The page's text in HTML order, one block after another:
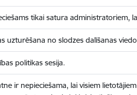
tikai satura administratoriem,
uzturēšana no slodzes dalīšanas
politikas sesija.
ir nepieciešama, lai visiem